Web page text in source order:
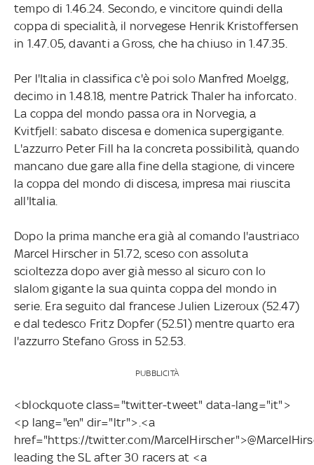
tempo di 1.46.24. Secondo, e vincitore quindi della
coppa di specialità, il norvegese Henrik Kristoffersen
in 1.47.05, davanti a Gross, che ha chiuso in 1.47.35.
Per l'Italia in classifica c'è poi solo Manfred Moelgg,
decimo in 1.48.18, mentre Patrick Thaler ha inforcato.
La coppa del mondo passa ora in Norvegia, a
Kvitfjell: sabato discesa e domenica supergigante.
L'azzurro Peter Fill ha la concreta possibilità, quando
mancano due gare alla fine della stagione, di vincere
la coppa del mondo di discesa, impresa mai riuscita
all'Italia.
Dopo la prima manche era già al comando l'austriaco
Marcel Hirscher in 51.72, sceso con assoluta
scioltezza dopo aver già messo al sicuro con lo
slalom gigante la sua quinta coppa del mondo in
serie. Era seguito dal francese Julien Lizeroux (52.47)
e dal tedesco Fritz Dopfer (52.51) mentre quarto era
l'azzurro Stefano Gross in 52.53.
PUBBLICITÀ
<blockquote class="twitter-tweet" data-lang="it">
<p lang="en" dir="ltr">.<a
href="https://twitter.com/
leading the SL after 30 racers at <a